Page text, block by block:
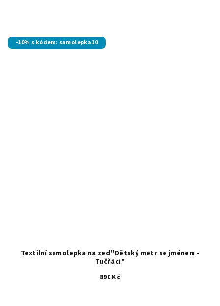
-10% s kódem: samolepka10
Textilní samolepka na zeď "Dětský metr se jménem -
Tučňáci"
890 Kč